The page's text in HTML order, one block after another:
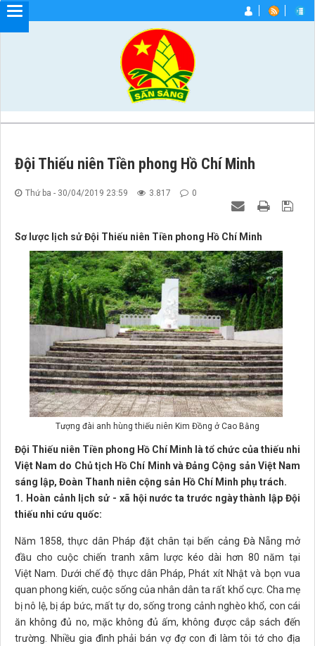
Đội Thiếu niên Tiền phong Hồ Chí Minh
Thứ ba - 30/04/2019 23:59 3.817 0
Sơ lược lịch sử Đội Thiếu niên Tiền phong Hồ Chí Minh
Tượng đài anh hùng thiếu niên Kim Đồng ở Cao Bằng
Đội Thiếu niên Tiền phong Hồ Chí Minh là tổ chức của thiếu nhi
Việt Nam do Chủ tịch Hồ Chí Minh và Đảng Cộng sản Việt Nam
sáng lập, Đoàn Thanh niên cộng sản Hồ Chí Minh phụ trách.
1. Hoàn cảnh lịch sử - xã hội nước ta trước ngày thành lập Đội
thiếu nhi cứu quốc:
Năm 1858, thực dân Pháp đặt chân tại bến cảng Đà Nẵng mở
đầu cho cuộc chiến tranh xâm lược kéo dài hơn 80 năm tại
Việt Nam. Dưới chế độ thực dân Pháp, Phát xít Nhật và bọn vua
quan phong kiến, cuộc sống của nhân dân ta rất khổ cực. Cha mẹ
bị nô lệ, bị áp bức, mất tự do, sống trong cảnh nghèo khổ, con cái
ăn không đủ no, mặc không đủ ấm, không được cắp sách đến
trường. Nhiều gia đình phải bán vợ đợ con đi làm tôi tớ cho địa